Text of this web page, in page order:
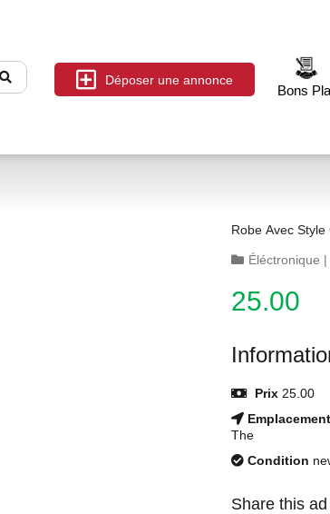
Déposer une annonce
Bons
Robe Avec Style
Éléctronique |
25.00
Prix 25.00
Emplacement
The
Condition
Share this ad